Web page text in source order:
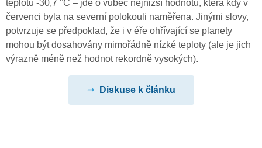
teplotu -30,7 °C – jde o vůbec nejnižší hodnotu, která kdy v
červenci byla na severní polokouli naměřena. Jinými slovy,
potvrzuje se předpoklad, že i v éře ohřívající se planety
mohou být dosahovány mimořádně nízké teploty (ale je jich
výrazně méně než hodnot rekordně vysokých).
Diskuse k článku